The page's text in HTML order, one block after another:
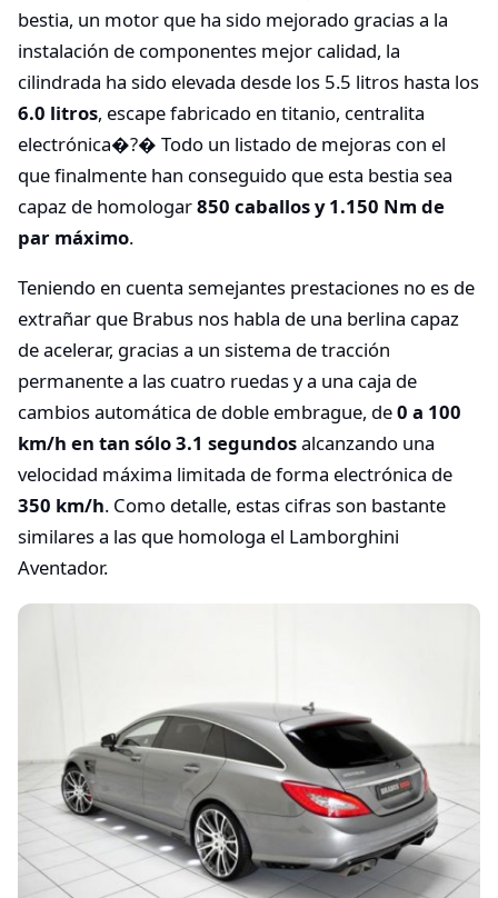
bestia, un motor que ha sido mejorado gracias a la
instalación de componentes mejor calidad, la
cilindrada ha sido elevada desde los 5.5 litros hasta los
6.0 litros, escape fabricado en titanio, centralita
electrónica�?� Todo un listado de mejoras con el
que finalmente han conseguido que esta bestia sea
capaz de homologar850 caballos y 1.150 Nm de
par máximo.
Teniendo en cuenta semejantes prestaciones no es de
extrañar que Brabus nos habla de una berlina capaz
de acelerar, gracias a un sistema de tracción
permanente a las cuatro ruedas y a una caja de
cambios automática de doble embrague, de0 a 100
km/h en tan sólo 3.1 segundosalcanzando una
velocidad máxima limitada de forma electrónica de
350 km/h. Como detalle, estas cifras son bastante
similares a las que homologa el Lamborghini
Aventador.